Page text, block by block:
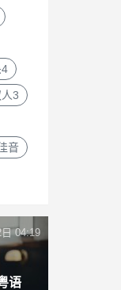
3
音
语
04:19